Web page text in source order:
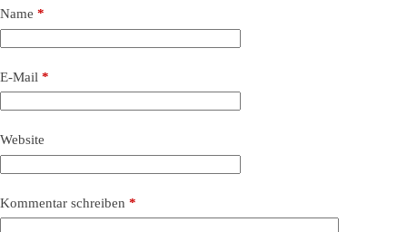
Name *
E-Mail *
Website
Kommentar schreiben *